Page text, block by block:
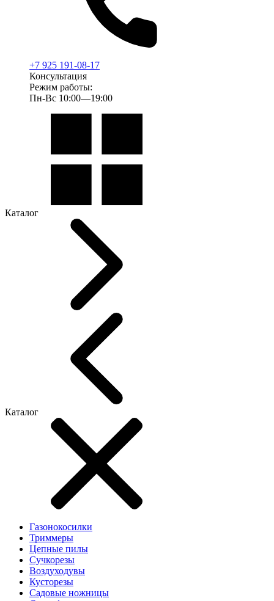
+7 925 191-08-17
Консультация
Режим работы:
Пн-Вс 10:00—19:00
Каталог
Каталог
Газонокосилки
Триммеры
Цепные пилы
Cучкорезы
Воздуходувы
Кусторезы
Садовые ножницы